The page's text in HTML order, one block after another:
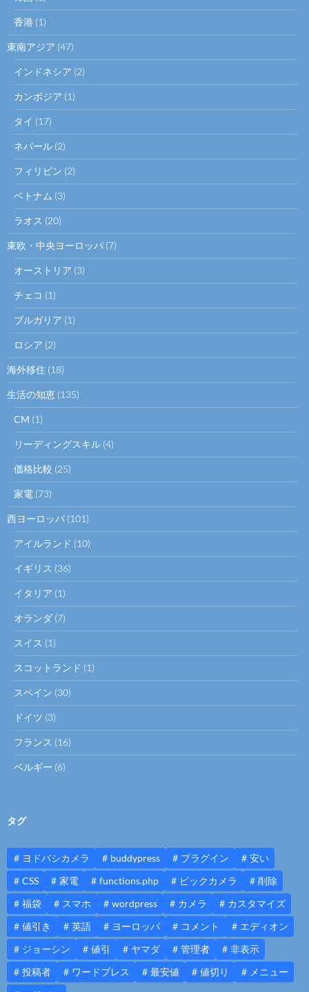
香港 (1)
東南アジア (47)
インドネシア (2)
カンボジア (1)
タイ (17)
ネパール (2)
フィリピン (2)
ベトナム (3)
ラオス (20)
東欧・中央ヨーロッパ (7)
オーストリア (3)
チェコ (1)
ブルガリア (1)
ロシア (2)
海外移住 (18)
生活の知恵 (135)
CM (1)
リーディングスキル (4)
価格比較 (25)
家電 (73)
西ヨーロッパ (101)
アイルランド (10)
イギリス (36)
イタリア (1)
オランダ (7)
スイス (1)
スコットランド (1)
スペイン (30)
ドイツ (3)
フランス (16)
ベルギー (6)
タグ
ヨドバシカメラ buddypress プラグイン
安い
CSS
家電 functions.php ビックカメラ
削除
福袋
スマホ wordpress カメラ
カスタマイズ
値引き
英語 ヨーロッパ コメント
エディオン
ジョーシン
値引 ヤマダ 管理者
非表示
投稿者
ワードプレス 最安値 値切り
メニュー